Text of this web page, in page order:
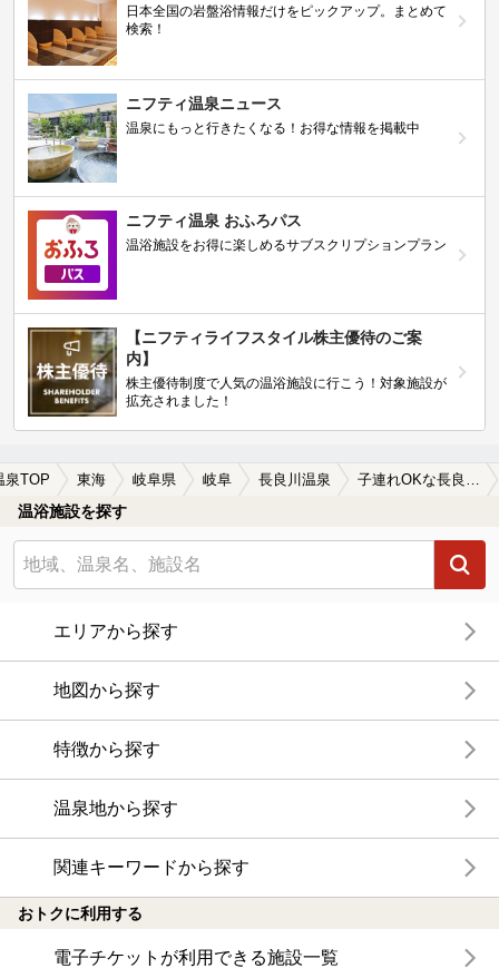
日本全国の岩盤浴情報だけをピックアップ。まとめて
検索！
ニフティ温泉ニュース
温泉にもっと行きたくなる！お得な情報を掲載中
ニフティ温泉 おふろパス
温浴施設をお得に楽しめるサブスクリプションプラン
【ニフティライフスタイル株主優待のご案
内】
株主優待制度で人気の温浴施設に行こう！対象施設が
拡充されました！
泉TOP 東海 岐阜県 岐阜 長良川温泉
温浴施設を探す
エリアから探す
地図から探す
特徴から探す
温泉地から探す
関連キーワードから探す
おトクに利用する
電子チケットが利用できる施設一覧